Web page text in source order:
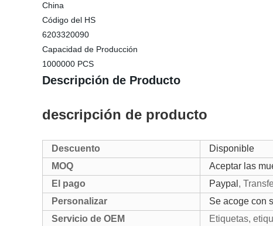
China
Código del HS
6203320090
Capacidad de Producción
1000000 PCS
Descripción de Producto
descripción de producto
Descuento
Disponible
MOQ
Aceptar las
El pago
Paypal ,
Personalizar
Se acoge con
Servicio de OEM
Etiquetas,